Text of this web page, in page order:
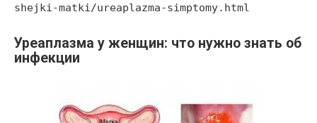
shejki-matki/ureaplazma-simptomy.html
Уреаплазма у женщин: что нужно знать об
инфекции